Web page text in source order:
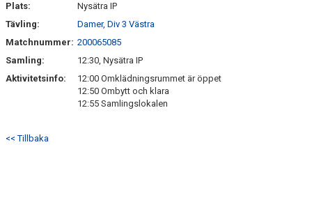
Plats:
Nysätra IP
Tävling:
Damer, Div 3 Västra
Matchnummer: 200065085
Samling:
12:30, Nysätra IP
Aktivitetsinfo:
12:00 Omklädningsrummet är öppet
12:50 Ombytt och klara
12:55 Samlingslokalen
<< Tillbaka